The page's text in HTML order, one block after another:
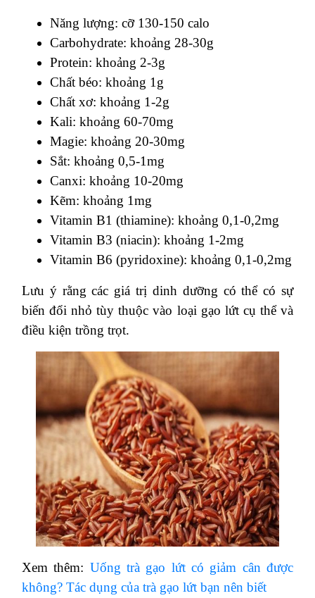
Năng lượng: cỡ 130-150 calo
Carbohydrate: khoảng 28-30g
Protein: khoảng 2-3g
Chất béo: khoảng 1g
Chất xơ: khoảng 1-2g
Kali: khoảng 60-70mg
Magie: khoảng 20-30mg
Sắt: khoảng 0,5-1mg
Canxi: khoảng 10-20mg
Kẽm: khoảng 1mg
Vitamin B1 (thiamine): khoảng 0,1-0,2mg
Vitamin B3 (niacin): khoảng 1-2mg
Vitamin B6 (pyridoxine): khoảng 0,1-0,2mg
Lưu ý rằng các giá trị dinh dưỡng có thể có sự
biến đổi nhỏ tùy thuộc vào loại gạo lứt cụ thể và
điều kiện trồng trọt.
Xem thêm: Uống trà gạo lứt có giảm cân được
không? Tác dụng của trà gạo lứt bạn nên biết